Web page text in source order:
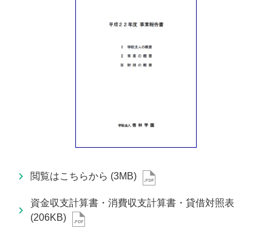
閲覧はこちらから (3MB)
資金収支計算書・消費収支計算書・貸借対照表
(206KB)